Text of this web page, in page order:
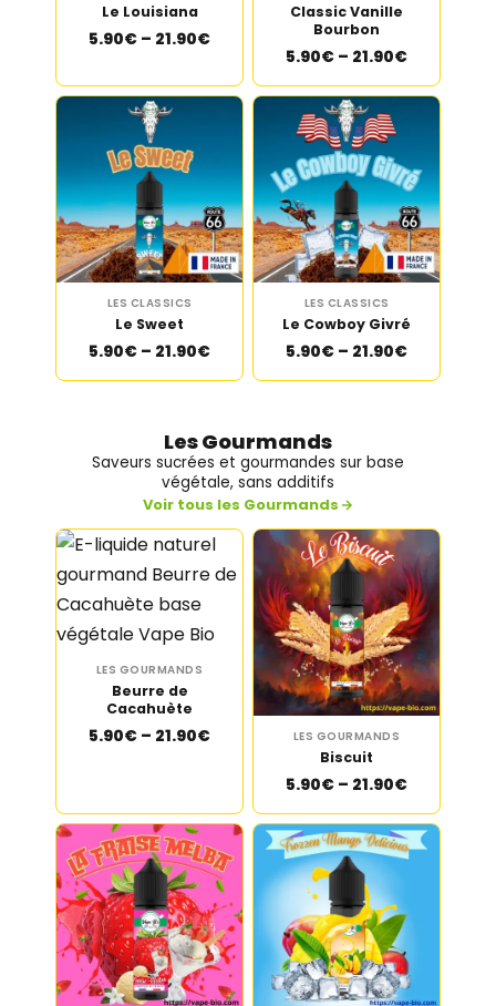
Le Louisiana
5.90€ – 21.90€
Classic Vanille
Bourbon
5.90€ – 21.90€
LES CLASSICS
Le Sweet
5.90€ – 21.90€
LES CLASSICS
Le Cowboy Givré
5.90€ – 21.90€
Les Gourmands
Saveurs sucrées et gourmandes sur base
végétale, sans additifs
Voir tous les Gourmands
LES GOURMANDS
Beurre de
Cacahuète
5.90€ – 21.90€ LES GOURMANDS
Biscuit
5.90€ – 21.90€